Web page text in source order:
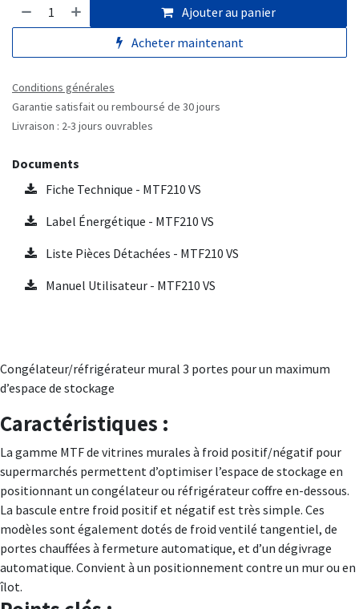
Ajouter au panier
Acheter maintenant
Conditions générales
Garantie satisfait ou remboursé de 30 jours
Livraison : 2-3 jours ouvrables
Documents
Fiche Technique - MTF210 VS
Label Énergétique - MTF210 VS
Liste Pièces Détachées - MTF210 VS
Manuel Utilisateur - MTF210 VS
Congélateur/réfrigérateur mural 3 portes pour un maximum
d’espace de stockage
Caractéristiques :
La gamme MTF de vitrines murales à froid positif/négatif pour
supermarchés permettent d’optimiser l’espace de stockage en
positionnant un congélateur ou réfrigérateur coffre en-dessous.
La bascule entre froid positif et négatif est très simple. Ces
modèles sont également dotés de froid ventilé tangentiel, de
portes chauffées à fermeture automatique, et d’un dégivrage
automatique. Convient à un positionnement contre un mur ou en
îlot.